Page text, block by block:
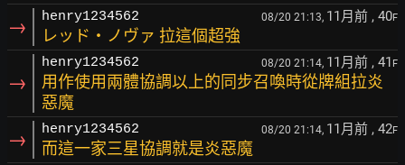
→ henry1234562 08/20 21:13, 11月前 , 40F
レッド・ノヴァ 拉這個超強
→
henry1234562 08/20 21:14, 11月前 , 41 F
用作使用兩體協調以上的同步召喚時從牌組拉炎
惡魔
→ henry1234562 08/20 21:14, 11月前 , 42F
而這一家三星協調就是炎惡魔